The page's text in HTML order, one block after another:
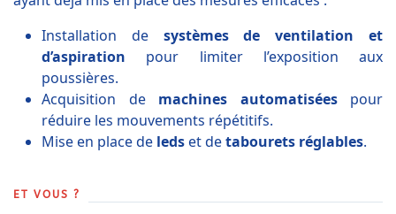
Installation de systèmes de ventilation et
d’aspiration pour limiter l’exposition aux
poussières.
Acquisition de machines automatiséespour
réduire les mouvements répétitifs.
Mise en place de ledset detabourets réglables.
ET VOUS ?